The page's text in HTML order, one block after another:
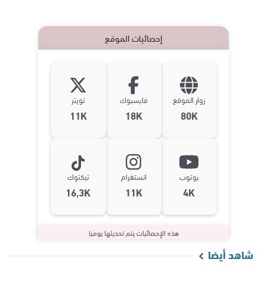
إحصائيات الموقع
زوار الموقع
80K
فايسبوك
18K
تويتر
11K
يوتوب
4K
انستغرام
11K
تيكتوك
16,3K
هذه الإحصائيات يتم تحديثها يوميا
شاهد أيضا